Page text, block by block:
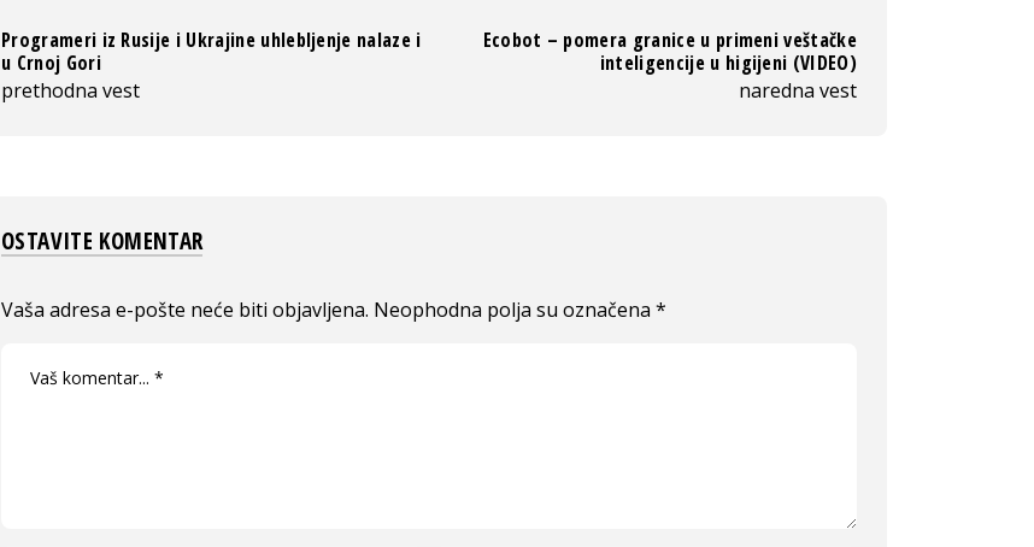
Programeri iz Rusije i Ukrajine uhlebljenje nalaze i
u Crnoj Gori
prethodna vest
Ecobot – pomera granice u primeni veštačke
inteligencije u higijeni (VIDEO)
naredna vest
OSTAVITE KOMENTAR
Vaša adresa e-pošte neće biti objavljena. Neophodna polja su označena *